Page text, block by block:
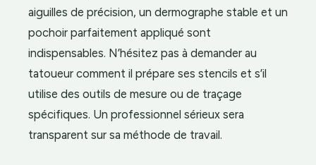
aiguilles de précision, un dermographe stable et un
pochoir parfaitement appliqué sont
indispensables. N’hésitez pas à demander au
tatoueur comment il prépare ses stencils et s’il
utilise des outils de mesure ou de traçage
spécifiques. Un professionnel sérieux sera
transparent sur sa méthode de travail.